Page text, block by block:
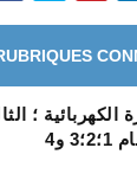
الكهربائية ؛
و4